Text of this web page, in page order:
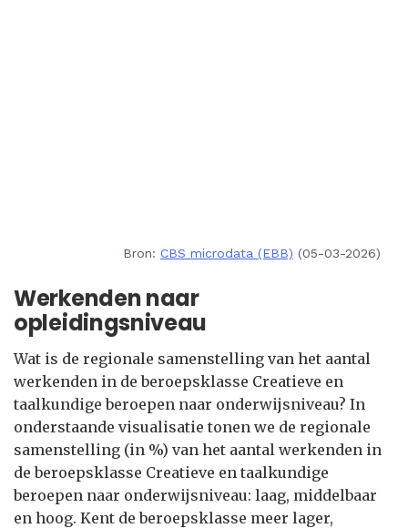
Bron: CBS microdata (EBB) (05-03-2026)
Werkenden naar
opleidingsniveau
Wat is de regionale samenstelling van het aantal
werkenden in de beroepsklasse Creatieve en
taalkundige beroepen naar onderwijsniveau? In
onderstaande visualisatie tonen we de regionale
samenstelling (in %) van het aantal werkenden in
de beroepsklasse Creatieve en taalkundige
beroepen naar onderwijsniveau: laag, middelbaar
en hoog. Kent de beroepsklasse meer lager,